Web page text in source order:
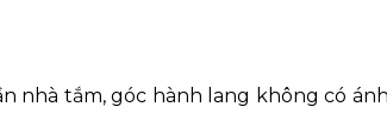
nhà tắm, góc hành lang không có